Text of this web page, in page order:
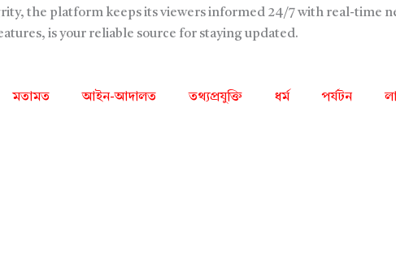
the platform keeps its viewers informed 24/7 with real-time
is your reliable source for staying updated.
মতামত আইন-আদালত তথ্যপ্রযুক্তি ধর্ম পর্যটন